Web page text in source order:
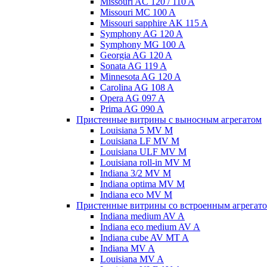
Missouri MC 100 A
Missouri sapphire AK 115 A
Symphony AG 120 A
Symphony MG 100 А
Georgia AG 120 A
Sonata AG 119 A
Minnesota AG 120 A
Carolina AG 108 A
Opera AG 097 A
Prima AG 090 A
Пристенные витрины с выносным агрегатом
Louisiana 5 MV M
Louisiana LF MV M
Louisiana ULF MV M
Louisiana roll-in MV M
Indiana 3/2 MV M
Indiana optima MV M
Indiana eco MV M
Пристенные витрины со встроенным
Indiana medium AV A
Indiana eco medium AV A
Indiana cube AV MT A
Indiana MV A
Louisiana MV A